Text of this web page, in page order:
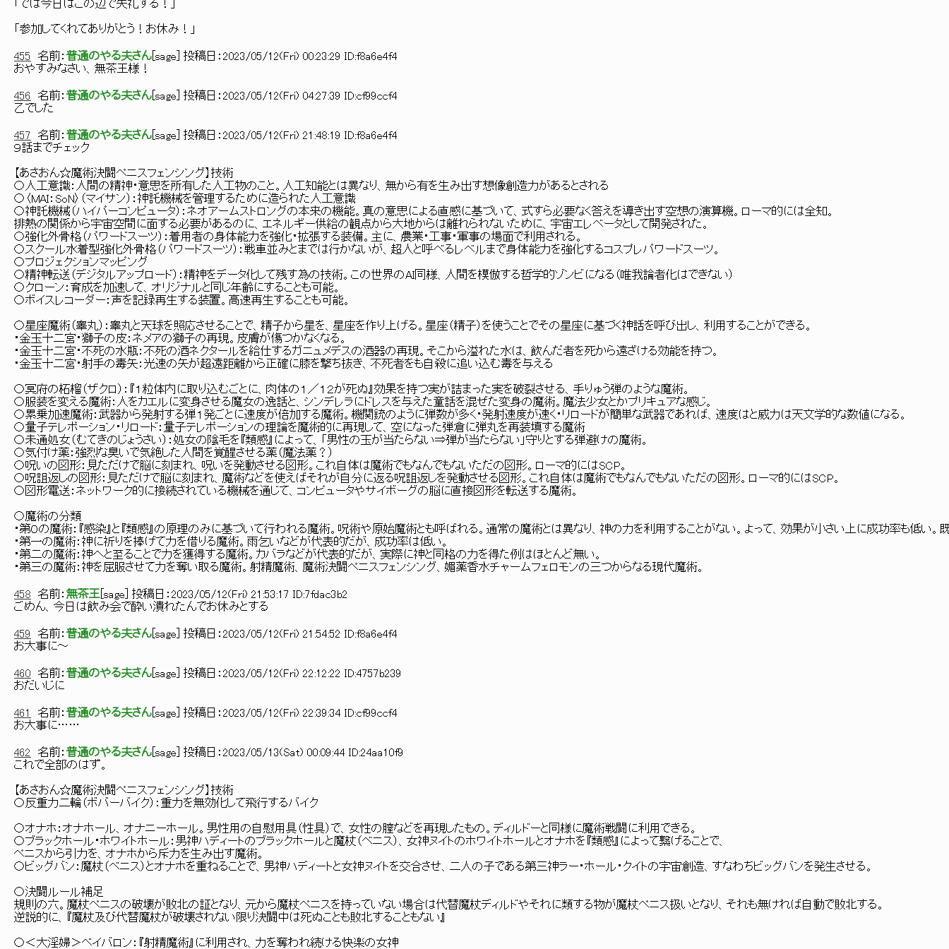
「では今日はこの辺で失礼する！」
「参加してくれてありがとう！お休み！」
455 名前： 普通のやる夫さん sage ] 投稿日： 2023/05/12(Fri) 00:23:29 ID:f8a6e4f4
おやすみなさい、無茶王様！
456 名前： 普通のやる夫さん sage ] 投稿日： 2023/05/12(Fri) 04:27:39 ID:cf99ccf4
乙でした
457 名前： 普通のやる夫さん sage ] 投稿日： 2023/05/12(Fri) 21:48:19 ID:f8a6e4f4
９話までチェック
【あさおん☆魔術決闘ペニスフェンシング】技術
〇人工意識：人間の精神・意思を所有した人工物のこと。人工知能とは異なり、無から有を生み出す想像創造力があるとされる
〇〈MAI：SoN〉（マイサン）：神託機械を管理するために造られた人工意識
〇神託機械（ハイパーコンピュータ）：ネオアームストロングの本来の機能。真の意思による直感に基づいて、式すら必要なく答えを導き出す空想の演算機。ローマ的には全知。
排熱の関係から宇宙空間に面する必要があるのに、エネルギー供給の観点から大地からは離れられないために、宇宙エレベータとして開発された。
〇強化外骨格（パワードスーツ）：着用者の身体能力を強化・拡張する装備。主に、農業・工事・軍事の場面で利用される。
〇スクール水着型強化外骨格（パワードスーツ）：戦車並みとまでは行かないが、超人と呼べるレベルまで身体能力を強化するコスプレパワードスーツ。
〇プロジェクションマッピング
〇精神転送（デジタルアップロード）：精神をデータ化して残す為の技術。この世界のAI同様、人間を模倣する哲学的ゾンビになる（唯我論者化はできない）
〇クローン：育成を加速して、オリジナルと同じ年齢にすることも可能。
〇ボイスレコーダー：声を記録再生する装置。高速再生することも可能。
〇星座魔術（睾丸）：睾丸と天球を照応させることで、精子から星を、星座を作り上げる。星座（精子）を使うことでその星座に基づく神話を呼び出し、利用することができる。
・金玉十二宮・獅子の皮：ネメアの獅子の再現。皮膚が傷つかなくなる。
・金玉十二宮・不死の水瓶：不死の酒ネクタールを給仕するガニュメデスの酒器の再現。そこから溢れた水は、飲んだ者を死から遠ざける効能を持つ。
・金玉十二宮・射手の毒矢：光速の矢が超遠距離から正確に膝を撃ち抜き、不死者をも自殺に追い込む毒を与える
〇冥府の柘榴（ザクロ）：『１粒体内に取り込むごとに、肉体の１／１２が死ぬ』効果を持つ実が詰まった実を破裂させる、手りゅう弾のような魔術。
〇服装を変える魔術：人をカエルに変身させる魔女の逸話と、シンデレラにドレスを与えた童話を混ぜた変身の魔術。魔法少女とかプリキュアな感じ。
〇累乗加速魔術：武器から発射する弾１発ごとに速度が倍加する魔術。機関銃のように弾数が多く・発射速度が速く・リロードが簡単な武器であれば、速度はと威力は天文学的な数値になる。
〇量子テレポーション・リロード：量子テレポーションの理論を魔術的に再現して、空になった弾倉に弾丸を再装填する魔術
〇未通処女（むてきのじょうさい）：処女の陰毛を『類感』によって、「男性の玉が当たらない⇒弾が当たらない」守りとする弾避けの魔術。
〇気付け薬：強烈な臭いで気絶した人間を覚醒させる薬（魔法薬？）
〇呪いの図形：見ただけで脳に刻まれ、呪いを発動させる図形。これ自体は魔術でもなんでもないただの図形。ローマ的にはSCP。
〇呪詛返しの図形：見ただけで脳に刻まれ、魔術などを使えばそれが自分に返る呪詛返しを発動させる図形。これ自体は魔術でもなんでもないただの図形。ローマ的にはSCP。
〇図形電送：ネットワーク的に接続されている機械を通じて、コンピュータやサイボーグの脳に直接図形を転送する魔術。
〇魔術の分類
・第０の魔術：『感染』と『類感』の原理のみに基づいて行われる魔術。呪術や原始魔術とも呼ばれる。通常の魔術とは異なり、神の力を利用することがない。よって、効果が小さい上に成功率も低い
・第一の魔術：神に祈りを捧げて力を借りる魔術。雨乞いなどが代表的だが、成功率は低い。
・第二の魔術：神へと至ることで力を獲得する魔術。カバラなどが代表的だが、実際に神と同格の力を得た例はほとんど無い。
・第三の魔術：神を屈服させて力を奪い取る魔術。射精魔術、魔術決闘ペニスフェンシング、媚薬香水チャームフェロモンの三つからなる現代魔術。
458 名前： 無茶王 sage ] 投稿日： 2023/05/12(Fri) 21:53:17 ID:7fdac3b2
ごめん、今日は飲み会で酔い潰れたんでお休みとする
459 名前： 普通のやる夫さん sage ] 投稿日： 2023/05/12(Fri) 21:54:52 ID:f8a6e4f4
お大事に～
460 名前： 普通のやる夫さん sage ] 投稿日： 2023/05/12(Fri) 22:12:22 ID:4757b239
おだいじに
461 名前： 普通のやる夫さん sage ] 投稿日： 2023/05/12(Fri) 22:39:34 ID:cf99ccf4
お大事に……
462 名前： 普通のやる夫さん sage ] 投稿日： 2023/05/13(Sat) 00:09:44 ID:24aa10f9
これで全部のはず。
【あさおん☆魔術決闘ペニスフェンシング】技術
〇反重力二輪（ボバーバイク）：重力を無効化して飛行するバイク
〇オナホ：オナホール、オナニーホール。男性用の自慰用具（性具）で、女性の膣などを再現したもの。ディルドーと同様に魔術戦闘に利用できる。
〇ブラックホール・ホワイトホール：男神ハディートのブラックホールと魔杖（ベニス）、女神ヌイトのホワイトホールとオナホを『類感』によって繋げることで、
ペニスから引力を、オナホから斥力を生み出す魔術。
〇ビッグバン：魔杖（ベニス）とオナホを重ねることで、男神ハディートと女神ヌイトを交合させ、二人の子である第三神ラー・ホール・クイトの宇宙創造、すなわちビッグバンを発生させる。
〇決闘ルール補足
規則の六。魔杖ペニスの破壊が敗北の証となり、元から魔杖ペニスを持っていない場合は代替魔杖ディルドやそれに類する物が魔杖ペニス扱いとなり、それも無ければ自動で敗北する。
逆説的に、『魔杖及び代替魔杖が破壊されない限り決闘中は死ぬことも敗北することもない』
〇＜大淫婦＞ベイバロン：『射精魔術』に利用され、力を奪われ続ける快楽の女神